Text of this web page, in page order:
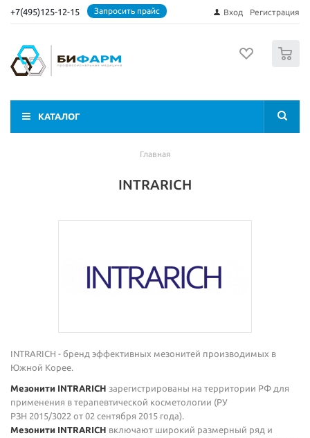
+7(495)125-12-15 Запросить прайс Вход Регистрация
КАТАЛОГ
Главная
INTRARICH
INTRARICH - бренд эффективных мезонитей производимых в
Южной Корее.
Мезонити INTRARICH зарегистрированы на территории РФ для
применения в терапевтической косметологии (РУ
РЗН 2015/3022 от 02 сентября 2015 года).
Мезонити INTRARICH включают широкий размерный ряд и